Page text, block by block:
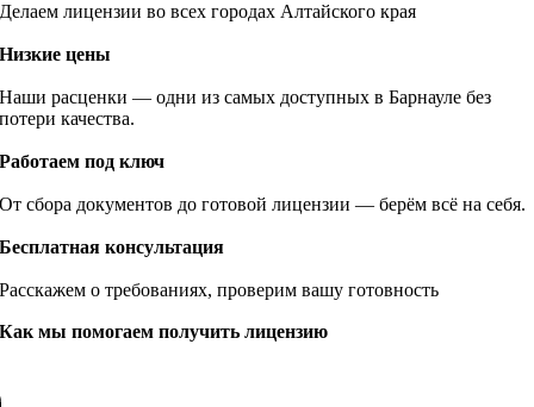
Делаем лицензии во всех городах Алтайского края
Низкие цены
Наши расценки — одни из самых доступных в Барнауле без
потери качества.
Работаем под ключ
От сбора документов до готовой лицензии — берём всё на себя.
Бесплатная консультация
Расскажем о требованиях, проверим вашу готовность
Как мы помогаем получить лицензию